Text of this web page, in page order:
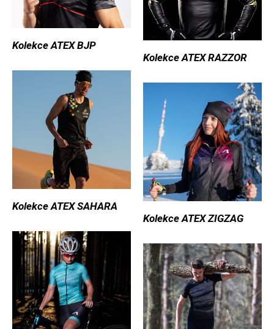
Kolekce ATEX BJP
Kolekce ATEX RAZZOR
Kolekce ATEX SAHARA
Kolekce ATEX ZIGZAG